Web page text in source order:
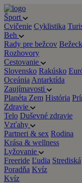
Šport
Cvičenie Cyklistika
Beh
Rady pre bežcov
Rozhovory
Cestovanie
Slovensko Rakúsko
Oceánia Antarktída
Zaujímavosti
Planéta Zem História
Zdravie
Telo Duševné zdravie
Vzťahy
Partneri & sex Rodina
Krása & wellness
Lyžovanie
Freeride Ľudia Strediská
Poradňa Kvíz
Kvíz